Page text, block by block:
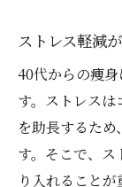
ストレス軽減
40代からの痩
す。ストレス
を助長するた
す。そこで、
り入れること